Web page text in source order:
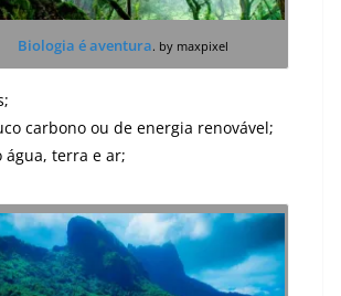
Biologia é aventura. by maxpixel
carbono ou de energia renovável;
água, terra e ar;